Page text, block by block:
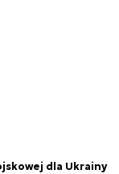
dla Ukrainy